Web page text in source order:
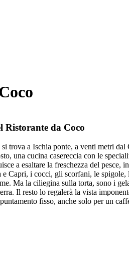
Ristorante da Coco
trova a Ischia ponte, a venti metri
una cucina casereccia con le
a esaltare la freschezza del pesce,
Capri, i cocci, gli scorfani, le spigole,
Ma la ciliegina sulla torta, sono i
Il resto lo regalerà la vista
fisso, anche solo per un